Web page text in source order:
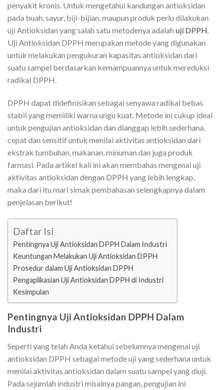
penyakit kronis. Untuk mengetahui kandungan antioksidan
pada buah, sayur, biji-bijian, maupun produk perlu dilakukan
uji Antioksidan yang salah satu metodenya adalah uji DPPH.
Uji Antioksidan DPPH merupakan metode yang digunakan
untuk melakukan pengukuran kapasitas antioksidan dari
suatu sampel berdasarkan kemampuannya untuk mereduksi
radikal DPPH.
DPPH dapat didefinisikan sebagai senyawa radikal bebas
stabil yang memiliki warna ungu kuat. Metode ini cukup ideal
untuk pengujian antioksidan dan dianggap lebih sederhana,
cepat dan sensitif untuk menilai aktivitas antioksidan dari
ekstrak tumbuhan, makanan, minuman dan juga produk
farmasi. Pada artikel kali ini akan membahas mengenai uji
aktivitas antioksidan dengan DPPH yang lebih lengkap,
maka dari itu mari simak pembahasan selengkapnya dalam
penjelasan berikut!
Daftar Isi
Pentingnya Uji Antioksidan DPPH Dalam Industri
Keuntungan Melakukan Uji Antioksidan DPPH
Prosedur dalam Uji Antioksidan DPPH
Pengaplikasian Uji Antioksidan DPPH di Industri
Kesimpulan
Pentingnya Uji Antioksidan DPPH Dalam
Industri
Seperti yang telah Anda ketahui sebelumnya mengenai uji
antioksidan DPPH sebagai metode uji yang sederhana untuk
menilai aktivitas antioksidan dalam suatu sampel yang diuji.
Pada sejumlah industri misalnya pangan, pengujian ini